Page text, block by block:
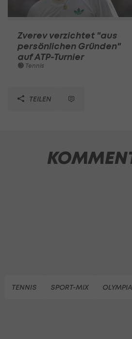
Zverev verzichtet "aus
persönlichen Gründen"
auf ATP-Turnier
Tennis
TEILEN
TENNIS SPORT-MIX OLYMPIA